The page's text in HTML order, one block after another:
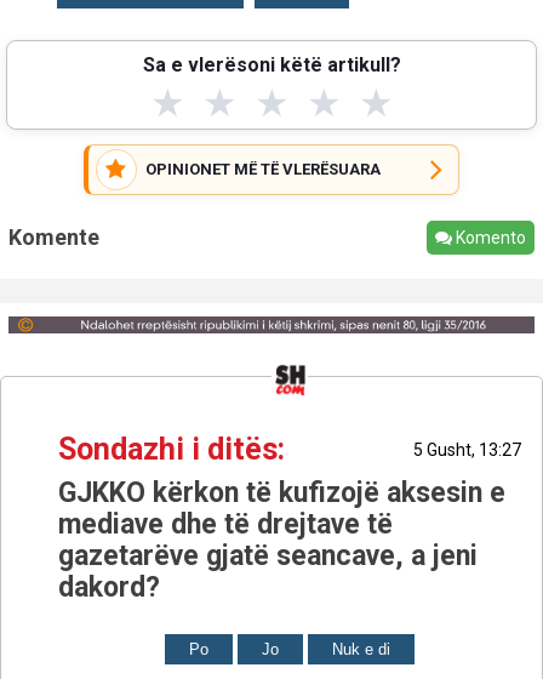
Sa e vlerësoni këtë artikull?
★ ★ ★ ★ ★
OPINIONET MË TË VLERËSUARA
Komente Komento
Sondazhi i ditës: 5 Gusht, 13:27
GJKKO kërkon të kufizojë aksesin e
mediave dhe të drejtave të
gazetarëve gjatë seancave, a jeni
dakord?
Po Jo Nuk e di